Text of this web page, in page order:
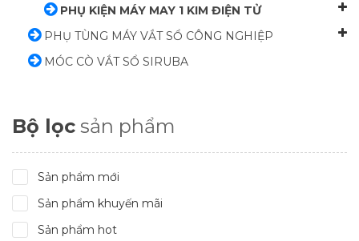
PHỤ KIỆN MÁY MAY 1 KIM ĐIỆN TỬ
PHỤ TÙNG MÁY VẮT SỔ CÔNG NGHIỆP
MÓC CÒ VẮT SỔ SIRUBA
Bộ lọc sản phẩm
Sản phẩm mới
Sản phẩm khuyến mãi
Sản phẩm hot